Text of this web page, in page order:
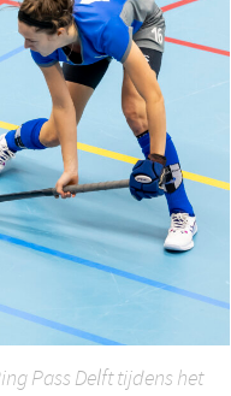
Pass Delft tijdens het